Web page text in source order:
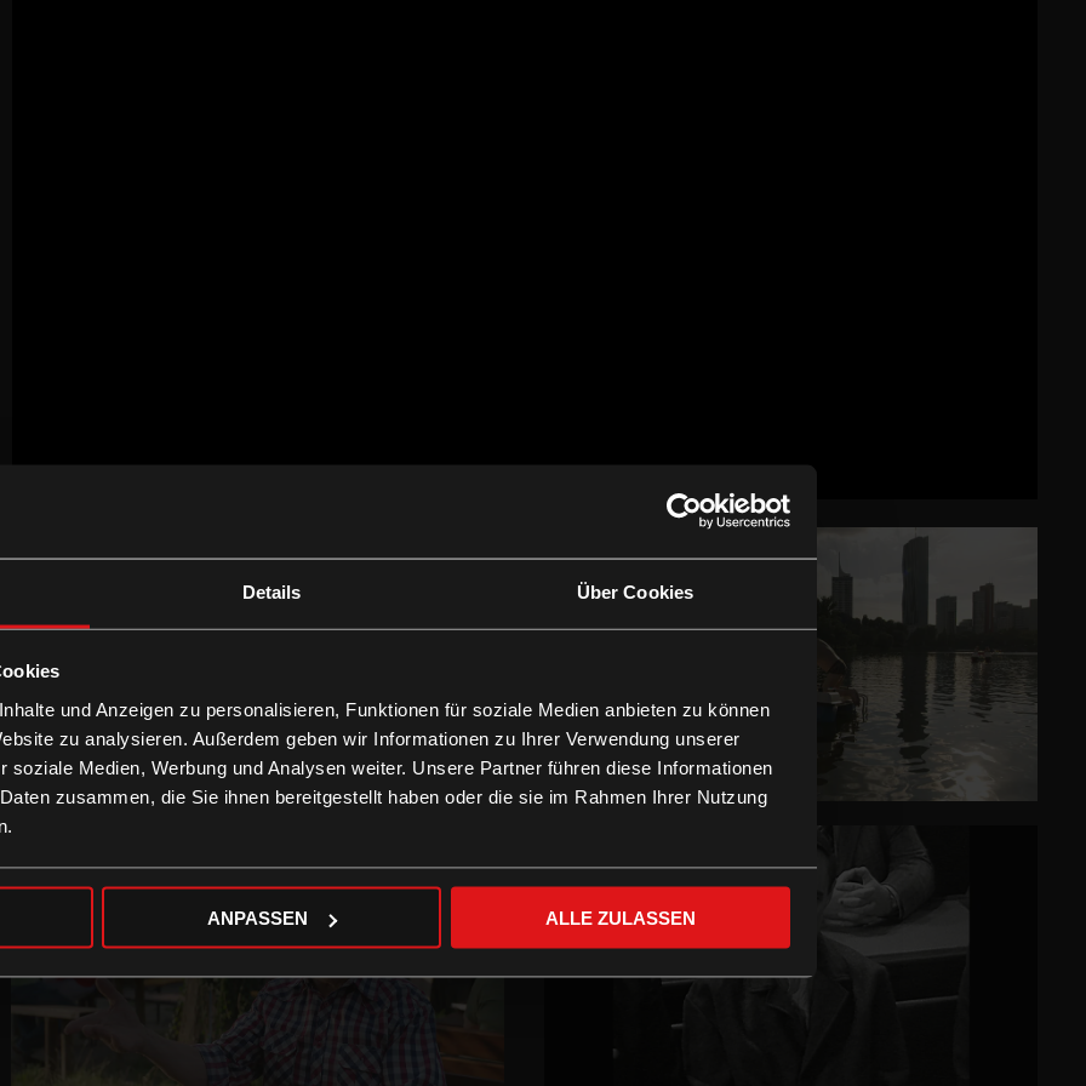
Details Über Cookies
und Anzeigen zu personalisieren, Funktionen für soziale Medien anbieten zu können
zu analysieren. Außerdem geben wir Informationen zu Ihrer Verwendung unserer
soziale Medien, Werbung und Analysen weiter. Unsere Partner führen diese Informationen
zusammen, die Sie ihnen bereitgestellt haben oder die sie im Rahmen Ihrer Nutzung
ANPASSEN ALLE ZULASSEN